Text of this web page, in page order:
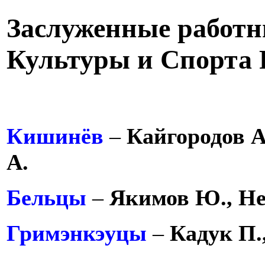
Заслуженные
Культуры и Спорта
Кишинёв– Кайгородов
А.
Бельцы– Якимов Ю.,
Гримэнкэуцы– Кадук